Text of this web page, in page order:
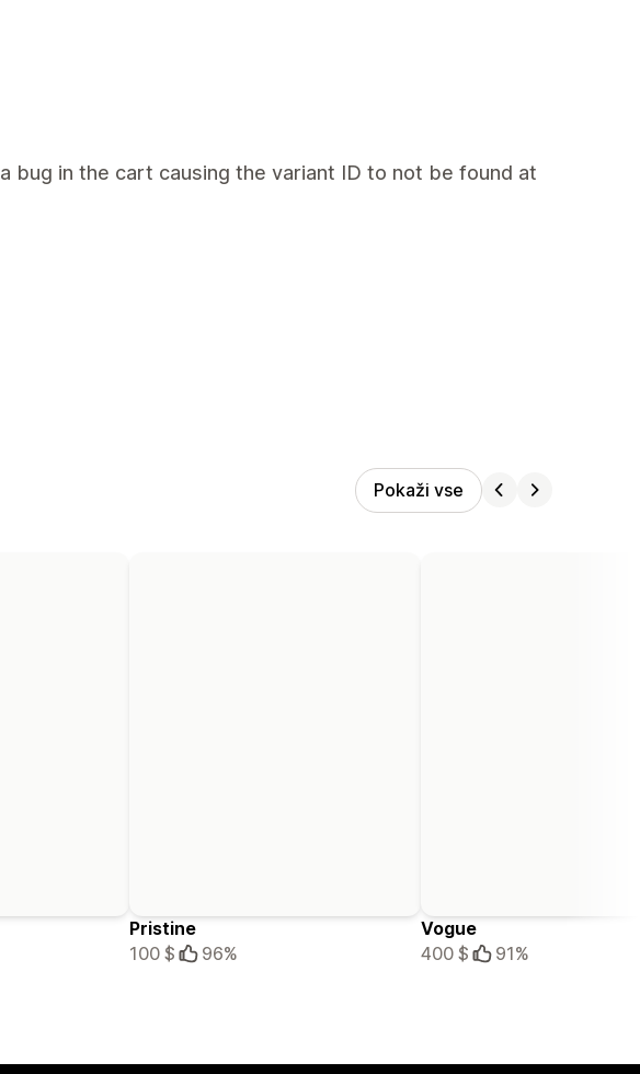
bug in the cart causing the variant ID to not be found at
Pokaži vse
Pristine
100 $
96%
Vogue
400 $
91%